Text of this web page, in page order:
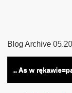
Blog Archive
.. As w